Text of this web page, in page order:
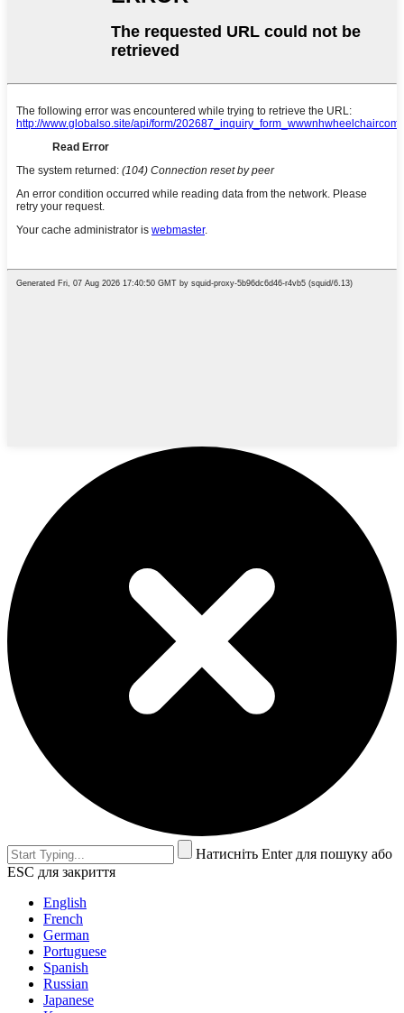
Натисніть Enter для пошуку або
ESC для закриття
English
French
German
Portuguese
Spanish
Russian
Japanese